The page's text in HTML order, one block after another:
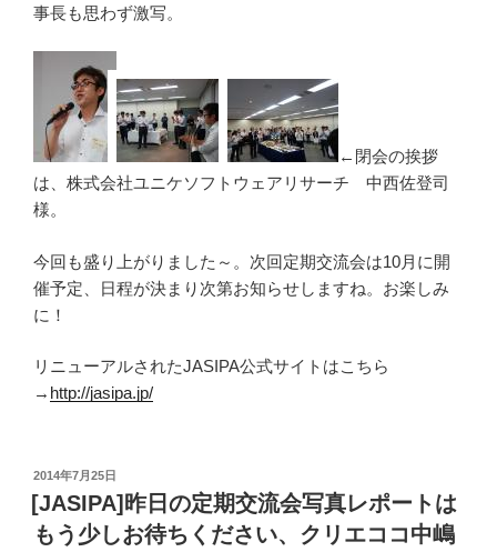
事長も思わず激写。
←閉会の挨拶
は、株式会社ユニケソフトウェアリサーチ 中西佐登司
様。
今回も盛り上がりました～。次回定期交流会は10月に開
催予定、日程が決まり次第お知らせしますね。お楽しみ
に！
リニューアルされたJASIPA公式サイトはこちら
→ http://jasipa.jp/
投
稿
日:
2014年7月25日
[JASIPA]昨日の定期交流会写真レポートは
もう少しお待ちください、クリエココ中嶋